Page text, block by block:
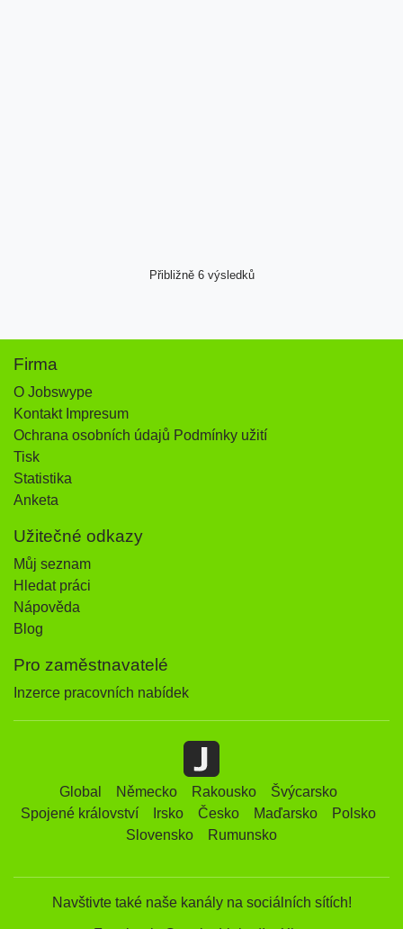
Přibližně 6 výsledků
Firma
O Jobswype
Kontakt Impresum
Ochrana osobních údajů Podmínky užití
Tisk
Statistika
Anketa
Užitečné odkazy
Můj seznam
Hledat práci
Nápověda
Blog
Pro zaměstnavatelé
Inzerce pracovních nabídek
Global Německo Rakousko
Švýcarsko
Spojené království
Irsko Česko Maďarsko
Polsko
Slovensko
Rumunsko
Navštivte také naše kanály na sociálních sítích!